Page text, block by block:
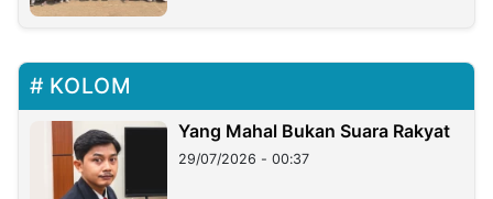
KOLOM
Yang Mahal Bukan Suara Rakyat
29/07/2026 - 00:37